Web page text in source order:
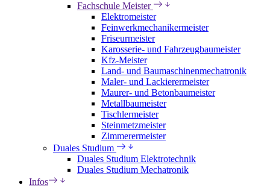
Fachschule Meister
Elektromeister
Feinwerkmechanikermeister
Friseurmeister
Karosserie- und Fahrzeugbaumeister
Kfz-Meister
Land- und Baumaschinenmechatronik
Maler- und Lackierermeister
Maurer- und Betonbaumeister
Metallbaumeister
Tischlermeister
Steinmetzmeister
Zimmerermeister
Duales Studium
Duales Studium Elektrotechnik
Duales Studium Mechatronik
Infos